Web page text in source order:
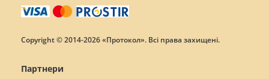
Copyright © 2014-2026 «Протокол». Всі права захищені.
Партнери